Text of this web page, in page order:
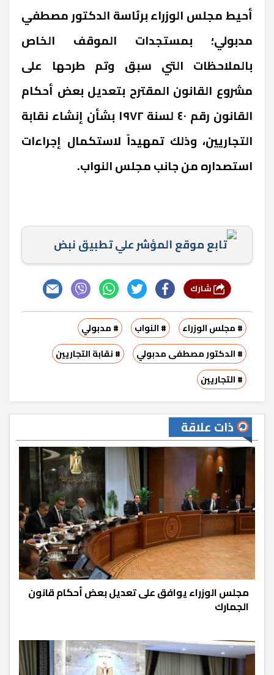
أحيط مجلس الوزراء برئاسة الدكتور مصطفي
مدبولي؛ بمستجدات الموقف الخاص
بالملاحظات التي سبق وتم طرحها على
مشروع القانون المقترح بتعديل بعض أحكام
القانون رقم ٤٠ لسنة
۱۹۷۲ بشأن إنشاء نقابة
التجاريين، وذلك تمهيداً لاستكمال إجراءات
استصداره من جانب مجلس النواب.
تابع موقع المؤشر علي تطبيق نبض
# مجلس الوزراء # النواب
# مدبولي
# الدكتور مصطفى مدبولي
# نقابة التجاريين
# التجاريين
ذات علاقة
مجلس الوزراء يوافق على تعديل بعض أحكام قانون
الجمارك